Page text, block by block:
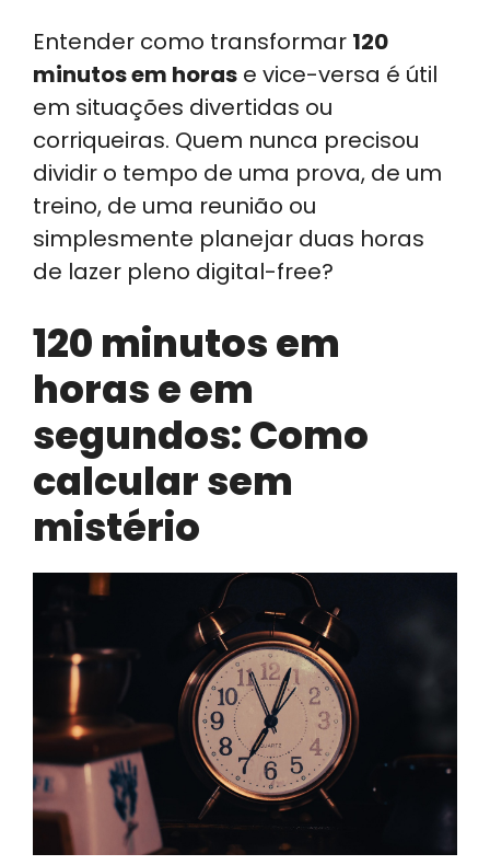
Entender como transformar 120
minutos em horas e vice-versa é útil
em situações divertidas ou
corriqueiras. Quem nunca precisou
dividir o tempo de uma prova, de um
treino, de uma reunião ou
simplesmente planejar duas horas
de lazer pleno digital-free?
120 minutos em
horas e em
segundos: Como
calcular sem
mistério